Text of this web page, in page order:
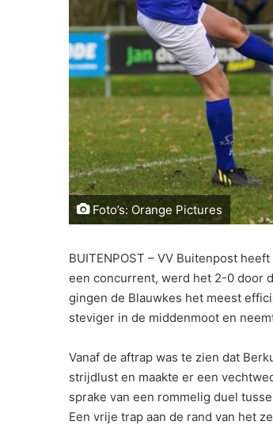
Foto’s: Orange Pictures
BUITENPOST – VV Buitenpost
een concurrent, werd het 2-0 door
gingen de Blauwkes het meest
steviger in de middenmoot en
Vanaf de aftrap was te zien dat
strijdlust en maakte er een
sprake van een rommelig duel
Een vrije trap aan de rand van het